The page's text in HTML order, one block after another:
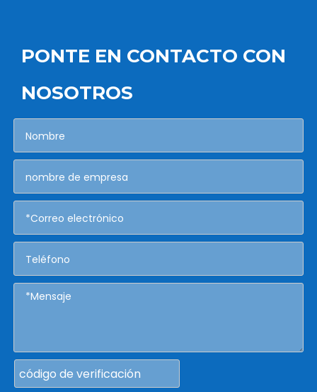
PONTE EN CONTACTO CON
NOSOTROS